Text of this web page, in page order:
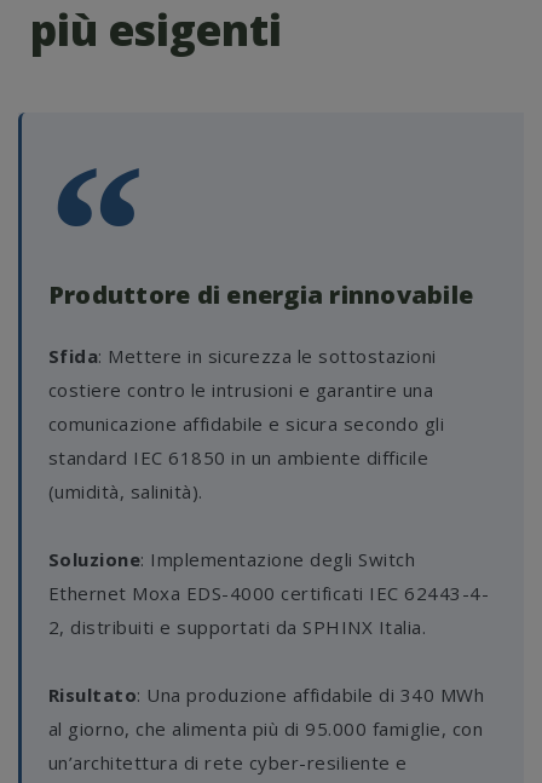
più esigenti
Produttore di energia rinnovabile
Sfida: Mettere in sicurezza le sottostazioni
costiere contro le intrusioni e garantire una
comunicazione affidabile e sicura secondo gli
standard IEC 61850 in un ambiente difficile
(umidità, salinità).
Soluzione: Implementazione degli Switch
Ethernet Moxa EDS-4000 certificati IEC 62443-4-
2, distribuiti e supportati da SPHINX Italia.
Risultato: Una produzione affidabile di 340 MWh
al giorno, che alimenta più di 95.000 famiglie, con
un’architettura di rete cyber-resiliente e